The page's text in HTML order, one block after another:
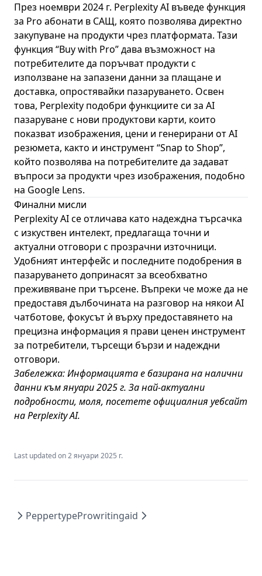
През ноември 2024 г. Perplexity AI въведе функция
за Pro абонати в САЩ, която позволява директно
закупуване на продукти чрез платформата. Тази
функция “Buy with Pro” дава възможност на
потребителите да поръчват продукти с
използване на запазени данни за плащане и
доставка, опростявайки пазаруването. Освен
това, Perplexity подобри функциите си за AI
пазаруване с нови продуктови карти, които
показват изображения, цени и генерирани от AI
резюмета, както и инструмент “Snap to Shop”,
който позволява на потребителите да задават
въпроси за продукти чрез изображения, подобно
на Google Lens.
Финални мисли
Perplexity AI се отличава като надеждна търсачка
с изкуствен интелект, предлагаща точни и
актуални отговори с прозрачни източници.
Удобният интерфейс и последните подобрения в
пазаруването допринасят за всеобхватно
преживяване при търсене. Въпреки че може да не
предоставя дълбочината на разговор на някои AI
чатботове, фокусът ѝ върху предоставянето на
прецизна информация я прави ценен инструмент
за потребители, търсещи бързи и надеждни
отговори.
Забележка: Информацията е базирана на налични
данни към януари 2025 г. За най-актуални
подробности, моля, посететеофициалния уебсайт
на Perplexity AI.
Last updated on2 януари 2025 г.
PeppertypeProwritingaid